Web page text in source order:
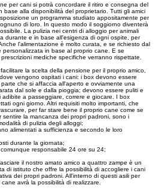
per cani si potrà concordare il ritiro e consegna del
base alla disponibilità del proprietario. Tutti gli amici
un programma studiato appositamente per
di loro. In questo modo il soggiorno diventerà
La pulizia nei centri di alloggio per animali
durante e in base all'esigenza di ogni ospite, per
l'alimentazione è molto curata, e se richiesto dal
in base al proprio cane. E se
mediche specifiche verranno rispettate.
la scelta della pensione per il proprio amico,
vengono ospitati i cani: i box devono essere
che si affaccia all'aperto e ovviamente una
dal sole e dalla pioggia; devono essere puliti e
a passeggiare, correre e giocare. I box
ogni giorno. Altri requisiti molto importanti, che
per far stare bene il proprio cane come se
la mancanza dei propri padroni, sono i
di pulizia degli alloggi;
alimentati a sufficienza e secondo le loro
durante la giornata;
responsabile 24 ore su 24;
il nostro amato amico a quattro zampe è un
di istituto che offre la possibilità di accogliere i cani
dei propri padroni. All'interno di questi asili per
avrà la possibilità di realizzare.